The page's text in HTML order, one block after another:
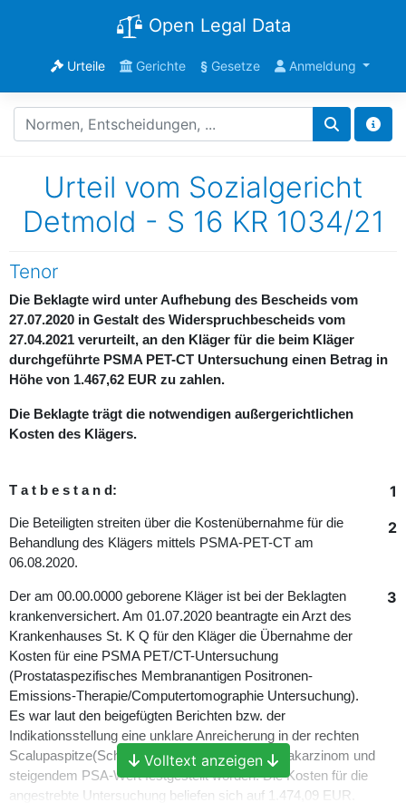
Open Legal Data
Urteile Gerichte §Gesetze Anmeldung
Urteil vom Sozialgericht
Detmold - S 16 KR 1034/21
Tenor
Die Beklagte wird unter Aufhebung des Bescheids vom
27.07.2020 in Gestalt des Widerspruchbescheids vom
27.04.2021 verurteilt, an den Kläger für die beim Kläger
durchgeführte PSMA PET-CT Untersuchung einen Betrag in
Höhe von 1.467,62 EUR zu zahlen.
Die Beklagte trägt die notwendigen außergerichtlichen
Kosten des Klägers.
1
T a t b e s t a n d:
2
Die Beteiligten streiten über die Kostenübernahme für die
Behandlung des Klägers mittels PSMA-PET-CT am
06.08.2020.
3
Der am 00.00.0000 geborene Kläger ist bei der Beklagten
krankenversichert. Am 01.07.2020 beantragte ein Arzt des
Krankenhauses St. K Q für den Kläger die Übernahme der
Kosten für eine PSMA PET/CT-Untersuchung
(Prostataspezifisches Membranantigen Positronen-
Emissions-Therapie/Computertomographie Untersuchung).
Es war laut den beigefügten Berichten bzw. der
Indikationsstellung eine unklare Anreicherung in der rechten
Scalupaspitze(Schulter) bei bekanntem Prostatakarzinom und
steigendem PSA-Wert festgestellt worden. Die Kosten für die
angestrebte Untersuchung beliefen sich auf 1.474,09 EUR.
Volltext anzeigen